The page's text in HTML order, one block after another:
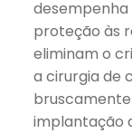
proteção às
eliminam o
a cirurgia de
implantação